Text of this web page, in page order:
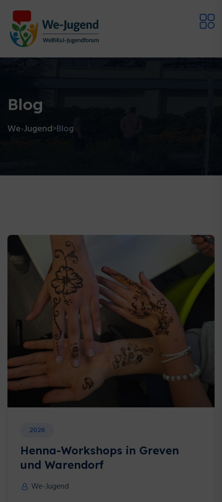
Blog
We-Jugend>Blog
Blog
2026
Henna-Workshops in Greven
und Warendorf
We-Jugend